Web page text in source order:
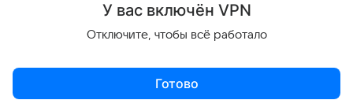
У вас включён VPN
Отключите, чтобы всё работало
Готово